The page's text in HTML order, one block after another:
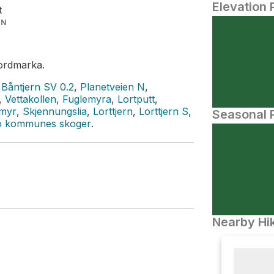
Båntjern SV 0.2, Planetveien N,
Vettakollen, Fuglemyra, Lortputt,
, Skjennungslia, Lorttjern, Lorttjern S,
kommunes skoger.
Elevation
Seasonal
Nearby